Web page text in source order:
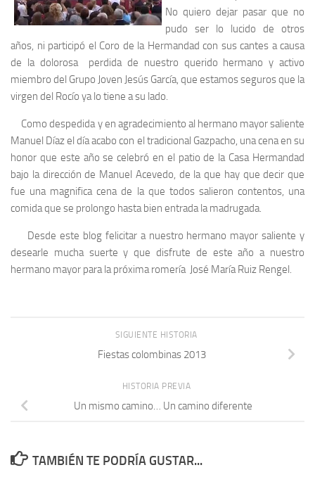
No quiero dejar pasar que no
pudo ser lo lucido de otros
años, ni participó el Coro de la Hermandad con sus cantes a causa
de la dolorosa perdida de nuestro querido hermano y activo
miembro del Grupo Joven Jesús García, que estamos seguros que la
virgen del Rocío ya lo tiene a su lado.
Como despedida y en agradecimiento al hermano mayor saliente
Manuel Díaz el día acabo con el tradicional Gazpacho, una cena en su
honor que este año se celebró en el patio de la Casa Hermandad
bajo la dirección de Manuel Acevedo, de la que hay que decir que
fue una magnifica cena de la que todos salieron contentos, una
comida que se prolongo hasta bien entrada la madrugada.
Desde este blog felicitar a nuestro hermano mayor saliente y
desearle mucha suerte y que disfrute de este año a nuestro
hermano mayor para la próxima romería José María Ruiz Rengel.
SIGUIENTE HISTORIA
Fiestas colombinas 2013
HISTORIA PREVIA
Un mismo camino… Un camino diferente
TAMBIÉN TE PODRÍA GUSTAR...